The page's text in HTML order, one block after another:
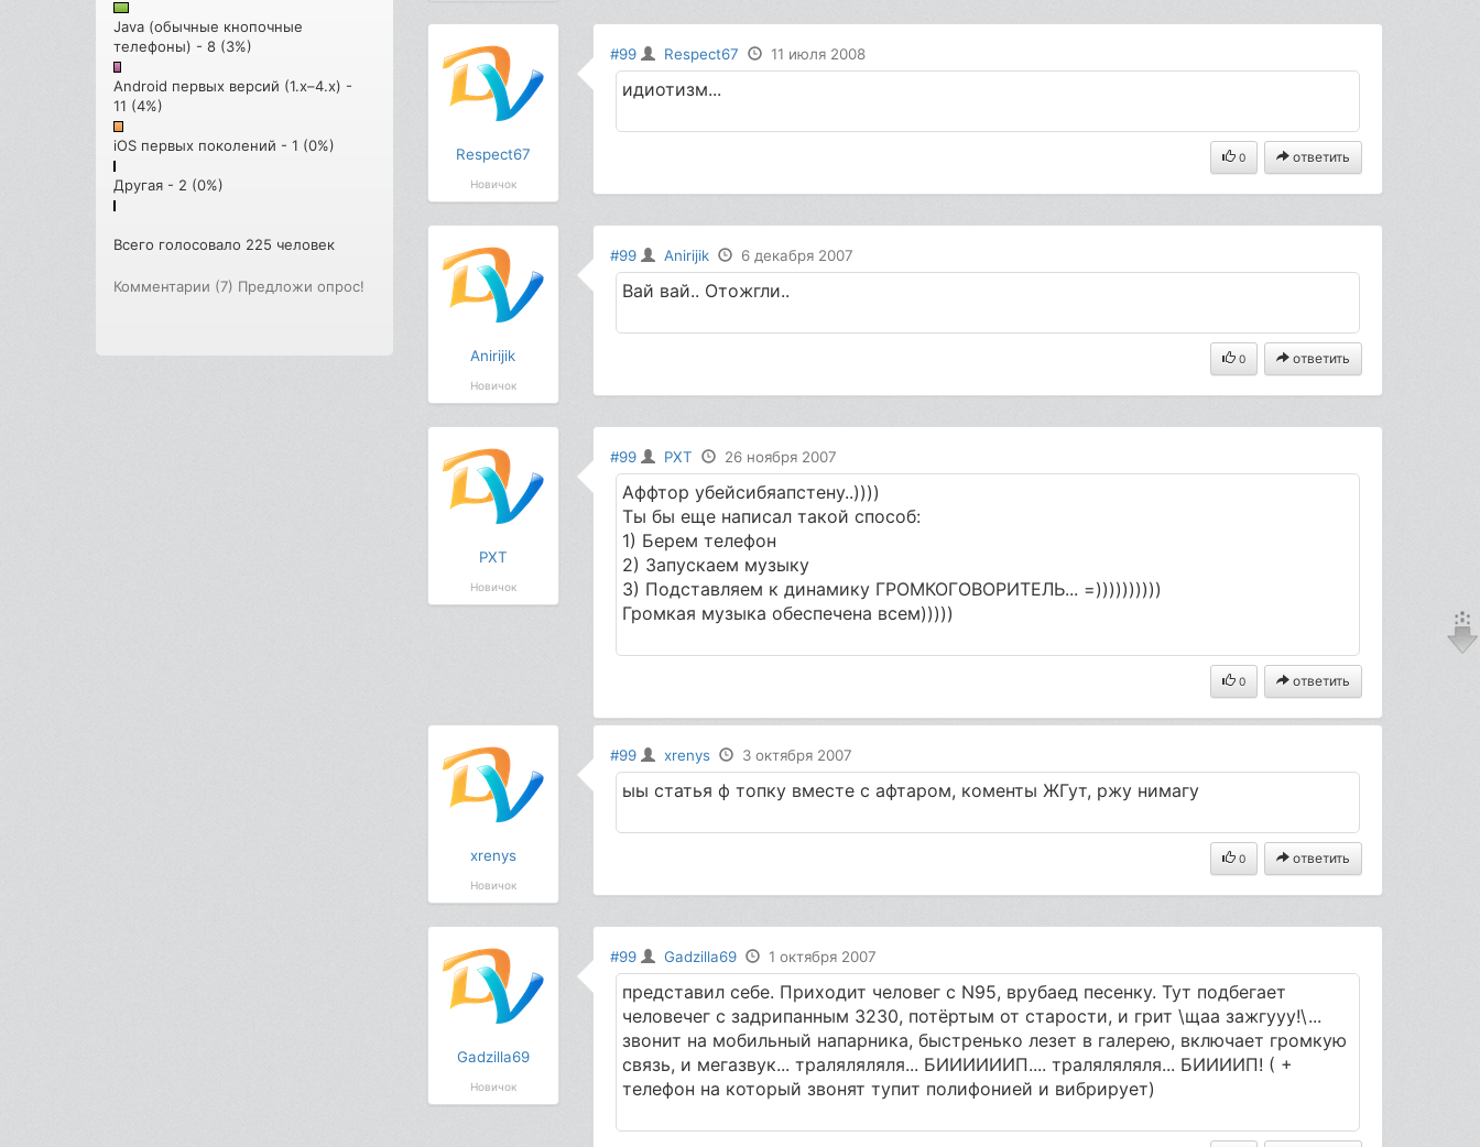
Java (обычные кнопочные
телефоны) - 8 (3%)
Android первых версий (1.x–4.x) -
11 (4%)
iOS первых поколений - 1 (0%)
Другая - 2 (0%)
Всего голосовало 225 человек
Комментарии (7) Предложи опрос!
Respect67
Новичок
#99 Respect67 11 июля 2008
идиотизм...
0 ответить
Anirijik
Новичок
#99 Anirijik 6 декабря 2007
Вай вай.. Отожгли..
0 ответить
PXT
Новичок
#99 PXT 26 ноября 2007
Аффтор убейсибяапстену..))))
Ты бы еще написал такой способ:
1) Берем телефон
2) Запускаем музыку
3) Подставляем к динамику ГРОМКОГОВОРИТЕЛЬ... =))))))))))
Громкая музыка обеспечена всем)))))
0 ответить
xrenys
Новичок
#99 xrenys 3 октября 2007
ыы статья ф топку вместе с афтаром, коменты ЖГут, ржу нимагу
0 ответить
Gadzilla69
Новичок
#99 Gadzilla69 1 октября 2007
представил себе. Приходит человег с N95, врубаед песенку. Тут подбегает
человечег с задрипанным 3230, потёртым от старости, и грит \щаа зажгууу!\...
звонит на мобильный напарника, быстренько лезет в галерею, включает громкую
связь, и мегазвук... траляляляля... БИИИИИИП.... траляляляля... БИИИИП! ( +
телефон на который звонят тупит полифонией и вибрирует)